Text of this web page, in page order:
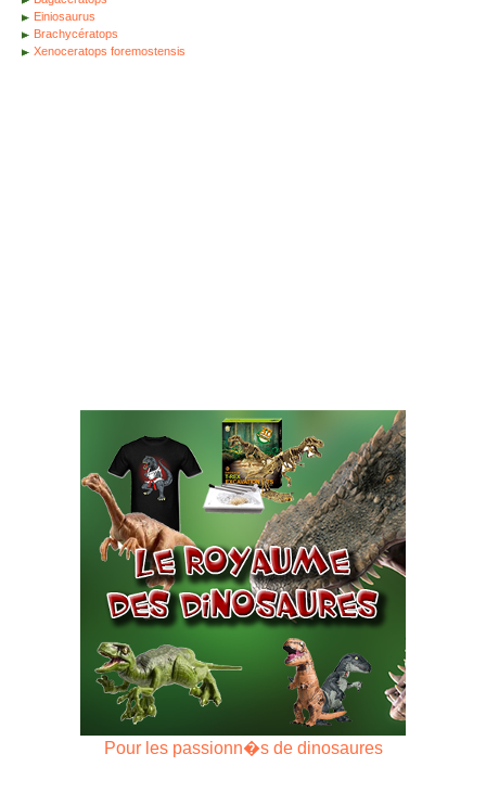
Einiosaurus
Brachycératops
Xenoceratops foremostensis
Pour les passionn�s de dinosaures